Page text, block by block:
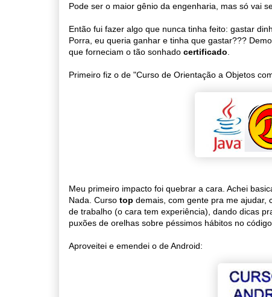
Pode ser o maior gênio da engenharia, mas só vai
Então fui fazer algo que nunca tinha feito: gastar
Porra, eu queria ganhar e tinha que gastar???
que forneciam o tão sonhado certificado
Primeiro fiz o de "Curso de Orientação a Objetos
Meu primeiro impacto foi quebrar a cara. Achei
Nada. Curso top demais, com gente pra me ajudar,
de trabalho (o cara tem experiência), dando dicas
puxões de orelhas sobre péssimos hábitos no código.
Aproveitei e emendei o de Android: